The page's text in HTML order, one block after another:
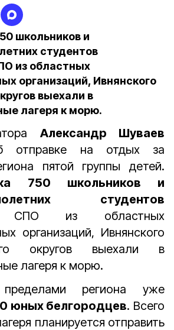
школьников и
студентов
из областных
организаций, Ивнянского
выехали в
лагеря к морю.
Александр Шуваев
отправке на отдых за
пятой группы детей.
750 школьников и
студентов
СПО из областных
организаций, Ивнянского
округов выехали в
лагеря к морю.
региона уже
юных белгородцев. Всего
планируется отправить